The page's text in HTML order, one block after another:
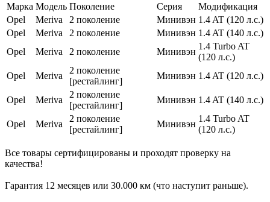
Марка Модель Поколение Серия
Модификация
Opel
Meriva 2 поколение Минивэн 1.4 AT (120 л.с.)
Opel
Meriva 2 поколение Минивэн 1.4 AT (140 л.с.)
Opel
Meriva 2 поколение Минивэн
1.4 Turbo AT
(120 л.с.)
Opel
Meriva
2 поколение
[рестайлинг]
Минивэн 1.4 AT (120 л.с.)
Opel Meriva
2 поколение
[рестайлинг]
Минивэн 1.4 AT (140 л.с.)
Opel Meriva
2 поколение
[рестайлинг]
Минивэн
1.4 Turbo AT
(120 л.с.)
Все товары сертифицированы и проходят проверку на
качества!
Гарантия 12 месяцев или 30.000 км (что наступит раньше).